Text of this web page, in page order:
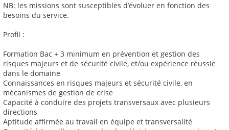
NB: les missions sont susceptibles d’évoluer en fonction des
besoins du service.
Profil :
Formation Bac + 3 minimum en prévention et gestion des
risques majeurs et de sécurité civile, et/ou expérience réussie
dans le domaine
Connaissances en risques majeurs et sécurité civile, en
mécanismes de gestion de crise
Capacité à conduire des projets transversaux avec plusieurs
directions
Aptitude affirmée au travail en équipe et transversalité